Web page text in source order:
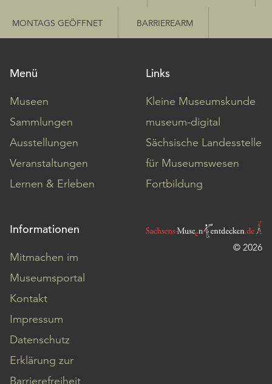
MONTAGS GEÖFFNET BARRIEREARM
Menü
Museen
Sammlungen
Ausstellungen
Veranstaltungen
Lernen & Erleben
Links
Kleine Museumskunde
museum-digital
Sächsische Landesstelle
für Museumswesen
Fortbildung
Informationen
Mitmachen im
Museumsportal
Kontakt
Impressum
Datenschutz
Erklärung zur
Barrierefreiheit
© 2026